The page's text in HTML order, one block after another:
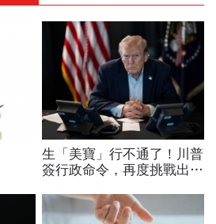
生「美寶」行不通了！川普
簽行政命令，再度挑戰出生
允許花錢買進美國的資格